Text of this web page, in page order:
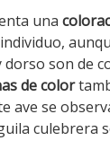
una
dorso son de
de color
ave se
culebrera